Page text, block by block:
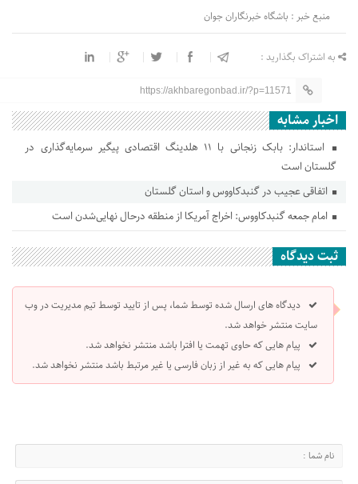
منبع خبر : باشگاه خبرنگاران جوان
به اشتراک بگذارید :
https://akhbaregonbad.ir/?p=11571
اخبار مشابه
استاندار: بابک زنجانی با ۱۱ هلدینگ اقتصادی پیگیر سرمایه‌گذاری در
گلستان است
اتفاقی عجیب در‌ گنبدکاووس و استان گلستان
امام جمعه گنبدکاووس: اخراج آمریکا از منطقه درحال نهایی‌شدن است
ثبت دیدگاه
دیدگاه های ارسال شده توسط شما، پس از تایید توسط تیم مدیریت در وب
سایت منتشر خواهد شد.
پیام هایی که حاوی تهمت یا افترا باشد منتشر نخواهد شد.
پیام هایی که به غیر از زبان فارسی یا غیر مرتبط باشد منتشر نخواهد شد.